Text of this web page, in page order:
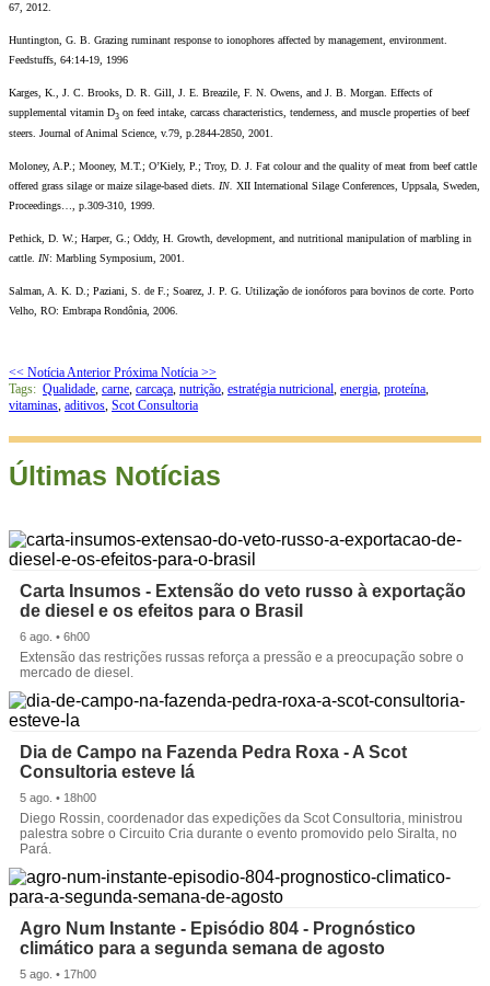
67, 2012.
Huntington, G. B. Grazing ruminant response to ionophores affected by management, environment.
Feedstuffs, 64:14-19, 1996
Karges, K., J. C. Brooks, D. R. Gill, J. E. Breazile, F. N. Owens, and J. B. Morgan. Effects of
supplemental vitamin D3 on feed intake, carcass characteristics, tenderness, and muscle properties of beef
steers. Journal of Animal Science, v.79, p.2844-2850, 2001.
Moloney, A.P.; Mooney, M.T.; O’Kiely, P.; Troy, D. J. Fat colour and the quality of meat from beef cattle
offered grass silage or maize silage-based diets. IN. XII International Silage Conferences, Uppsala, Sweden,
Proceedings…, p.309-310, 1999.
Pethick, D. W.; Harper, G.; Oddy, H. Growth, development, and nutritional manipulation of marbling in
cattle. IN: Marbling Symposium, 2001.
Salman, A. K. D.; Paziani, S. de F.; Soarez, J. P. G. Utilização de ionóforos para bovinos de corte. Porto
Velho, RO: Embrapa Rondônia, 2006.
<< Notícia Anterior Próxima Notícia >>
Tags: Qualidade, carne, carcaça, nutrição, estratégia nutricional, energia, proteína,
vitaminas, aditivos, Scot Consultoria
Últimas Notícias
Carta Insumos - Extensão do veto russo à exportação
de diesel e os efeitos para o Brasil
6 ago. • 6h00
Extensão das restrições russas reforça a pressão e a preocupação sobre o
mercado de diesel.
Dia de Campo na Fazenda Pedra Roxa - A Scot
Consultoria esteve lá
5 ago. • 18h00
Diego Rossin, coordenador das expedições da Scot Consultoria, ministrou
palestra sobre o Circuito Cria durante o evento promovido pelo Siralta, no
Pará.
Agro Num Instante - Episódio 804 - Prognóstico
climático para a segunda semana de agosto
5 ago. • 17h00